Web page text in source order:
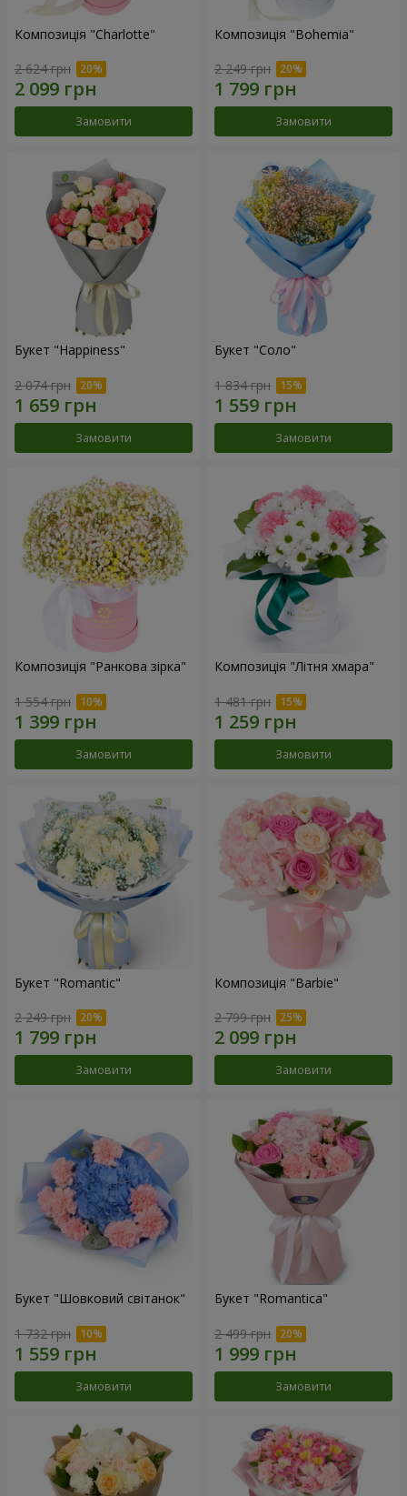
Композиція "Charlotte"
2 624 грн
Замовити
Композиція "Bohemia"
2 249 грн
Замовити
Букет "Happiness"
2 074 грн
Замовити
Букет "Соло"
1 834 грн
Замовити
Композиція "Ранкова зірка"
1 554 грн
Замовити
Композиція "Літня хмара"
1 481 грн
Замовити
Букет "Romantic"
2 249 грн
Замовити
Композиція "Barbie"
2 799 грн
Замовити
Букет "Шовковий світанок"
1 732 грн
Замовити
Букет "Romantica"
2 499 грн
Замовити